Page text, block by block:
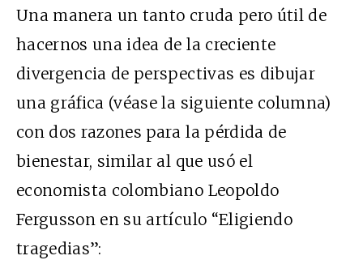
Una manera un tanto cruda pero útil de
hacernos una idea de la creciente
divergencia de perspectivas es dibujar
una gráfica (véase la siguiente columna)
con dos razones para la pérdida de
bienestar, similar al que usó el
economista colombiano Leopoldo
Fergusson en su artículo “Eligiendo
tragedias”: